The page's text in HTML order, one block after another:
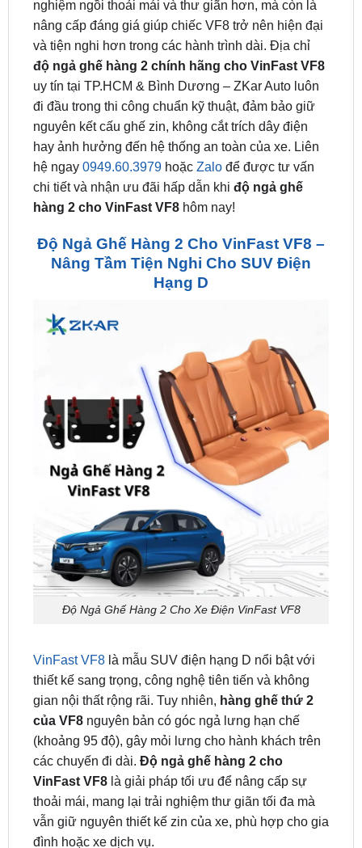
và tiện nghi hơn trong các hành trình dài. Địa chỉ
độ ngả ghế hàng 2 chính hãng cho VinFast VF8
uy tín tại TP.HCM & Bình Dương – ZKar Auto luôn
đi đầu trong thi công chuẩn kỹ thuật, đảm bảo giữ
nguyên kết cấu ghế zin, không cắt trích dây điện
hay ảnh hưởng đến hệ thống an toàn của xe. Liên
hệ ngay0949.60.3979hoặcZalođể được tư vấn
chi tiết và nhận ưu đãi hấp dẫn khiđộ ngả ghế
hàng 2 cho VinFast VF8hôm nay!
Độ Ngả Ghế Hàng 2 Cho VinFast VF8 –
Hạng D
Độ Ngả Ghế Hàng 2 Cho Xe Điện VinFast VF8
VinFast VF8 là mẫu SUV điện hạng D nổi bật với
gian nội thất rộng rãi. Tuy nhiên,hàng ghế thứ 2
của VF8nguyên bản có góc ngả lưng hạn chế
(khoảng 95 độ), gây mỏi lưng cho hành khách trên
các chuyến đi dài.Độ ngả ghế hàng 2 cho
VinFast VF8là giải pháp tối ưu để nâng cấp sự
thoải mái, mang lại trải nghiệm thư giãn tối đa mà
vẫn giữ nguyên thiết kế zin của xe, phù hợp cho gia
đình hoặc xe dịch vụ.
Lợi Ích Khi Độ Ngả Ghế Hàng 2 Cho VinFast